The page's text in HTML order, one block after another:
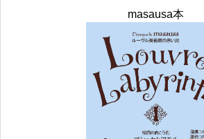
masausa本